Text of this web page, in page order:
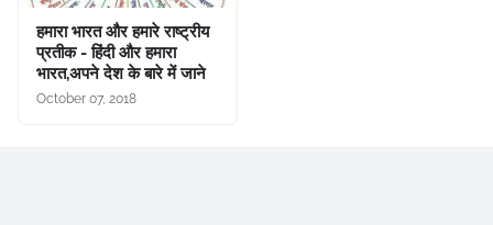
हमारा भारत और हमारे राष्ट्रीय
प्रतीक - हिंदी और हमारा
भारत,अपने देश के बारे में जाने
October 07, 2018